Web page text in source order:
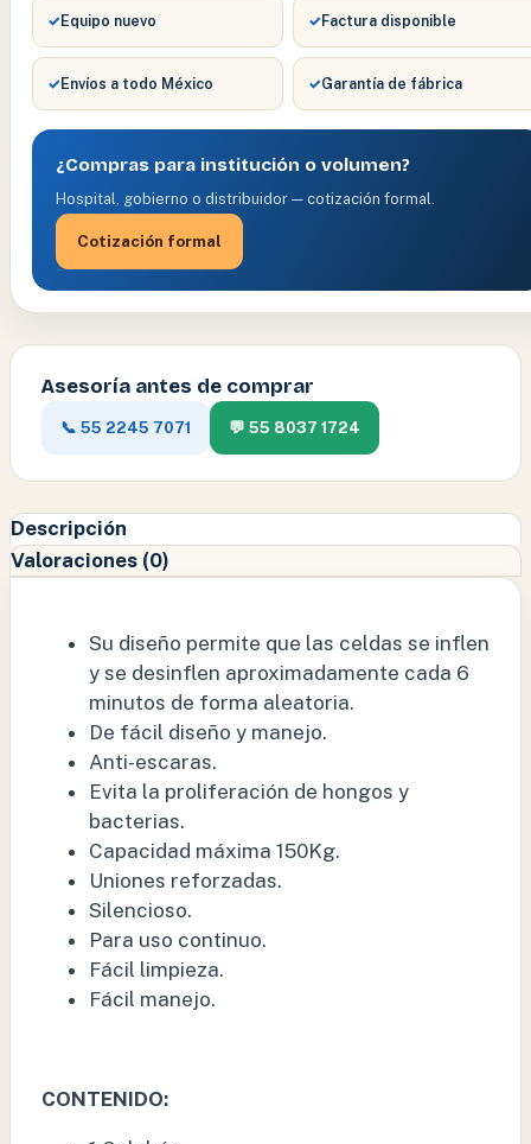
✓Equipo nuevo ✓Factura disponible
✓Envíos a todo México ✓Garantía de fábrica
¿Compras para institución o volumen?
Hospital, gobierno o distribuidor — cotización formal.
Cotización formal
Asesoría antes de comprar
📞 55 2245 7071 💬 55 8037 1724
Descripción
Valoraciones (0)
Su diseño permite que las celdas se inflen
y se desinflen aproximadamente cada 6
minutos de forma aleatoria.
De fácil diseño y manejo.
Anti-escaras.
Evita la proliferación de hongos y
bacterias.
Capacidad máxima 150Kg.
Uniones reforzadas.
Silencioso.
Para uso continuo.
Fácil limpieza.
Fácil manejo.
CONTENIDO: